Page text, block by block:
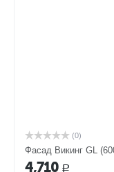
(0)
Фасад Викинг GL
4,710 Р